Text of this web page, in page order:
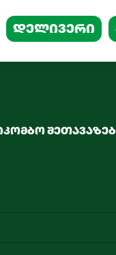
ᲓᲔᲚᲘᲕᲔᲠᲘ
ᲙᲝᲛᲑᲝ